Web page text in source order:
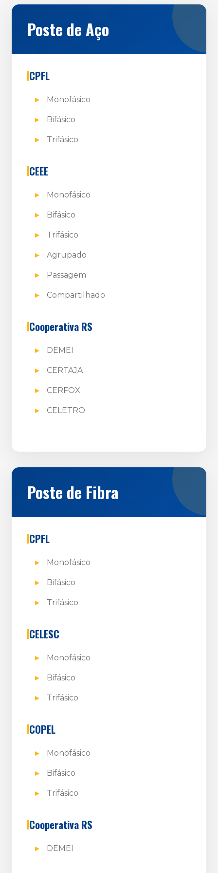
Poste de Aço
CPFL
Monofásico
Bifásico
Trifásico
CEEE
Monofásico
Bifásico
Trifásico
Agrupado
Passagem
Compartilhado
Cooperativa RS
DEMEI
CERTAJA
CERFOX
CELETRO
Poste de Fibra
CPFL
Monofásico
Bifásico
Trifásico
CELESC
Monofásico
Bifásico
Trifásico
COPEL
Monofásico
Bifásico
Trifásico
Cooperativa RS
DEMEI